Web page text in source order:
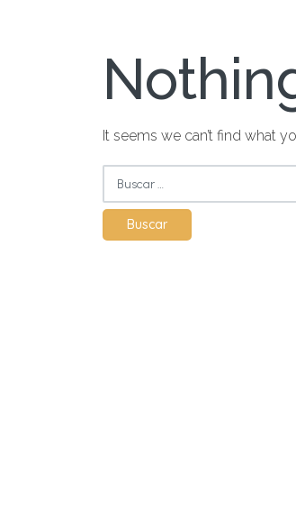
It seems we can’t find what
Buscar: